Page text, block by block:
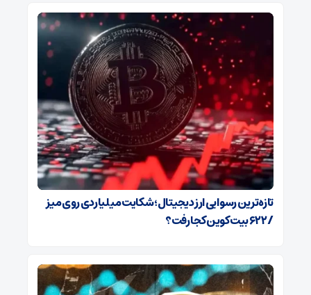
تازه‌ترین رسوایی ارز دیجیتال؛ شکایت میلیاردی روی میز
/ ۶۲۲ بیت‌کوین کجا رفت؟